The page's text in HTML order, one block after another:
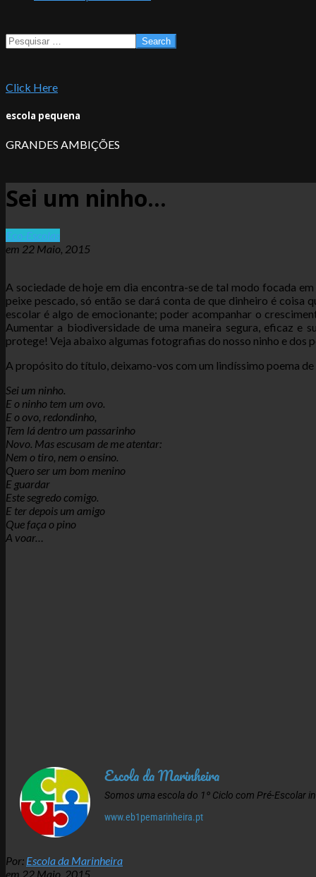
Search
Click Here
escola pequena
GRANDES AMBIÇÕES
Sei um ninho…
Eco-Escolas
em 22 Maio, 2015
A sociedade de hoje em dia encontra-se de tal modo focada
peixe pescado, só então se dará conta de que dinheiro é coisa
escolar é algo de emocionante; poder acompanhar o
Aumentar a biodiversidade de uma maneira segura, eficaz e
protege! Veja abaixo algumas fotografias do nosso ninho e dos
A propósito do título, deixamo-vos com um lindíssimo poema de
Sei um ninho.
E o ninho tem um ovo.
E o ovo, redondinho,
Tem lá dentro um passarinho
Novo. Mas escusam de me atentar:
Nem o tiro, nem o ensino.
Quero ser um bom menino
E guardar
Este segredo comigo.
E ter depois um amigo
Que faça o pino
A voar…
Escola da Marinheira
Somos uma escola do 1º Ciclo com Pré-Escolar
www.eb1pemarinheira.pt
2015-
05-
Por: Escola da Marinheira
em 22 Maio, 2015